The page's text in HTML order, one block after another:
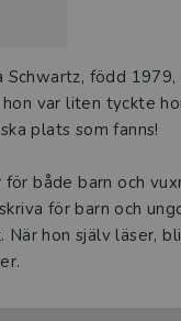
Schwartz, född 1979,
hon var liten tyckte
plats som fanns!
både barn och
för barn och
När hon själv läser,